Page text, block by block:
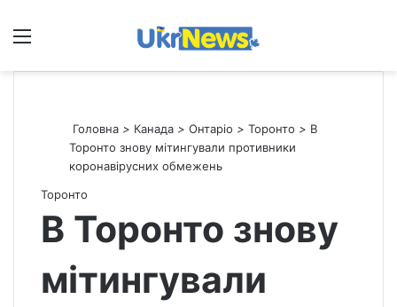
Меню
Головна > Канада > Онтаріо > Торонто > В
Торонто знову мітингували противники
коронавірусних обмежень
Торонто
В Торонто знову
мітингували